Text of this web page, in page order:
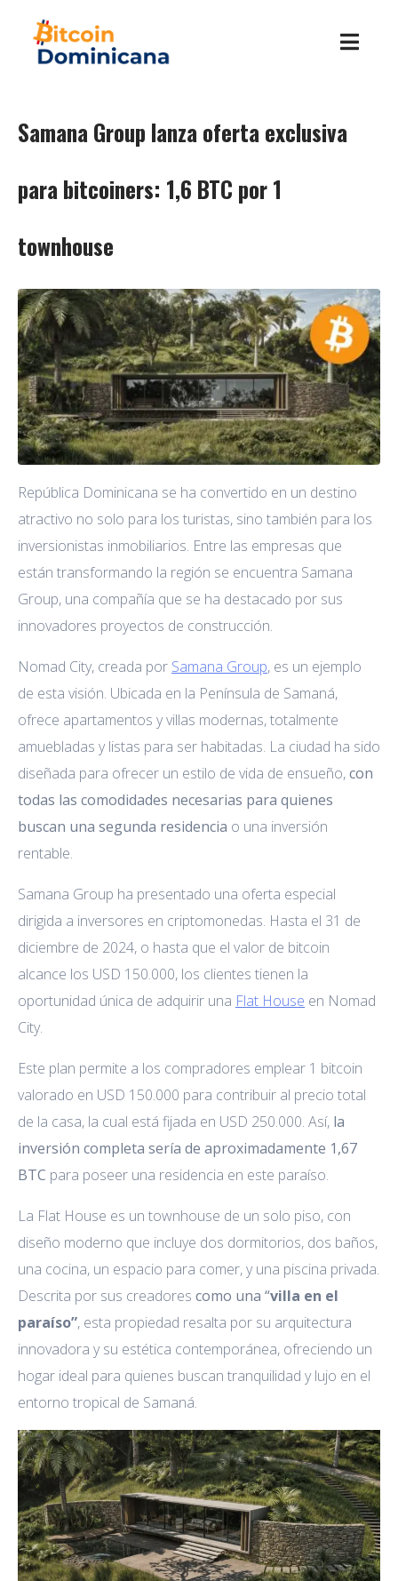
Samana Group lanza oferta exclusiva
para bitcoiners: 1,6 BTC por 1
townhouse
República Dominicana se ha convertido en un destino
atractivo no solo para los turistas, sino también para los
inversionistas inmobiliarios. Entre las empresas que
están transformando la región se encuentra Samana
Group, una compañía que se ha destacado por sus
innovadores proyectos de construcción.
Nomad City, creada por Samana Group, es un ejemplo
de esta visión. Ubicada en la Península de Samaná,
ofrece apartamentos y villas modernas, totalmente
amuebladas y listas para ser habitadas. La ciudad ha sido
diseñada para ofrecer un estilo de vida de ensueño,con
todas las comodidades necesarias para quienes
buscan una segunda residencia o una inversión
rentable.
Samana Group ha presentado una oferta especial
dirigida a inversores en criptomonedas. Hasta el 31 de
diciembre de 2024, o hasta que el valor de bitcoin
alcance los USD 150.000, los clientes tienen la
oportunidad única de adquirir una Flat House en Nomad
City.
Este plan permite a los compradores emplear 1 bitcoin
valorado en USD 150.000 para contribuir al precio total
de la casa, la cual está fijada en USD 250.000. Así, la
inversión completa sería de aproximadamente 1,67
BTC para poseer una residencia en este paraíso.
La Flat House es un townhouse de un solo piso, con
diseño moderno que incluye dos dormitorios, dos baños,
una cocina, un espacio para comer, y una piscina privada.
Descrita por sus creadores como una “villa en el
paraíso”, esta propiedad resalta por su arquitectura
innovadora y su estética contemporánea, ofreciendo un
hogar ideal para quienes buscan tranquilidad y lujo en el
entorno tropical de Samaná.